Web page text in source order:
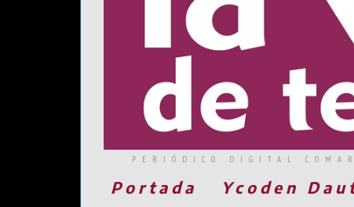
PERIÓDICO DIGITAL
Portada Ycoden